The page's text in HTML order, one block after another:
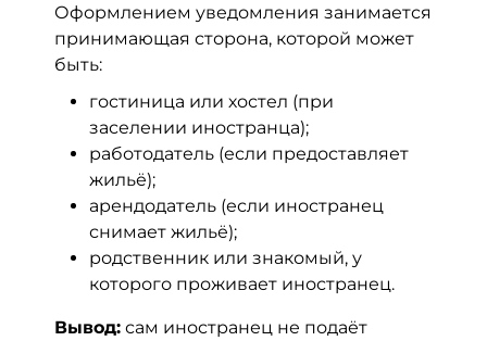
Оформлением уведомления занимается
принимающая сторона, которой может
быть:
гостиница или хостел (при
заселении иностранца);
работодатель (если предоставляет
жильё);
арендодатель (если иностранец
снимает жильё);
родственник или знакомый, у
которого проживает иностранец.
Вывод: сам иностранец не подаёт